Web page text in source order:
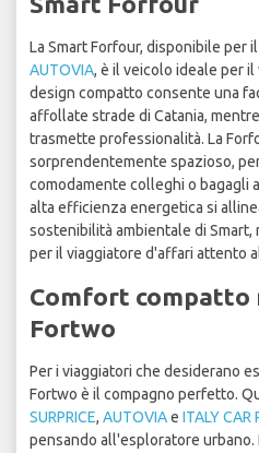
La Smart Forfour, disponibile per
AUTOVIA, è il veicolo ideale per
design compatto consente una
affollate strade di Catania,
trasmette professionalità. La
sorprendentemente spazioso,
comodamente colleghi o bagagli
alta efficienza energetica si
sostenibilità ambientale di
per il viaggiatore d'affari attento
Comfort compatto
Fortwo
Per i viaggiatori che desiderano
Fortwo è il compagno perfetto.
SURPRICE, AUTOVIAe ITALY CAR
pensando all'esploratore